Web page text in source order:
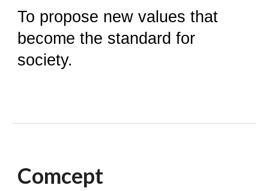
To propose new values that
become the standard for
society.
Comcept